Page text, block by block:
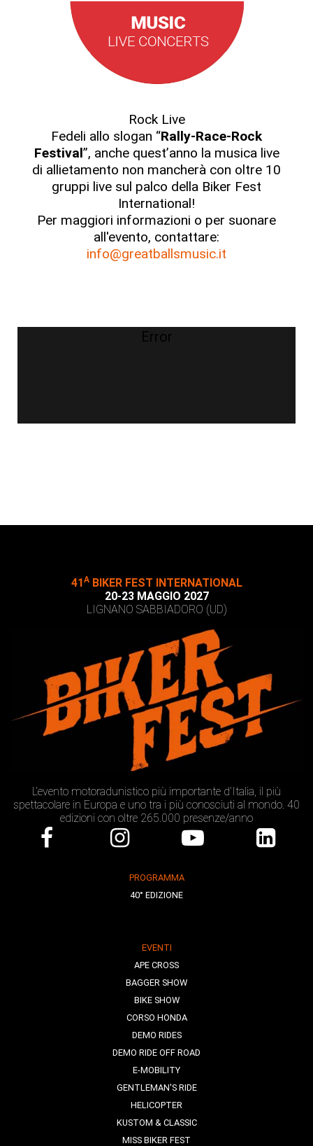
Rock Live
Fedeli allo slogan “Rally-Race-Rock
Festival”, anche quest’anno la musica live
di allietamento non mancherà con oltre 10
gruppi live sul palco della Biker Fest
International!
Per maggiori informazioni o per suonare
all'evento, contattare:
info@greatballsmusic.it
Error
41ABIKER FEST INTERNATIONAL
20-23 MAGGIO 2027
LIGNANO SABBIADORO (UD)
L’evento motoradunistico più importante d’Italia, il più
spettacolare in Europa e uno tra i più conosciuti al mondo. 40
edizioni con oltre 265.000 presenze/anno
PROGRAMMA
40° EDIZIONE
EVENTI
APE CROSS
BAGGER SHOW
BIKE SHOW
CORSO HONDA
DEMO RIDES
DEMO RIDE OFF ROAD
E-MOBILITY
GENTLEMAN'S RIDE
HELICOPTER
KUSTOM & CLASSIC
MISS BIKER FEST